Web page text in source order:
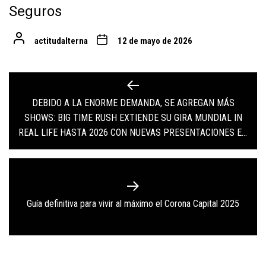
Seguros
actitudalterna 12 de mayo de 2026
entradas
Previous
post:
DEBIDO A LA ENORME DEMANDA, SE AGREGAN MÁS
SHOWS: BIG TIME RUSH EXTIENDE SU GIRA MUNDIAL IN
REAL LIFE HASTA 2026 CON NUEVAS PRESENTACIONES EN
MÉXICO
Next
Guía definitiva para vivir al máximo el Corona Capital 2025